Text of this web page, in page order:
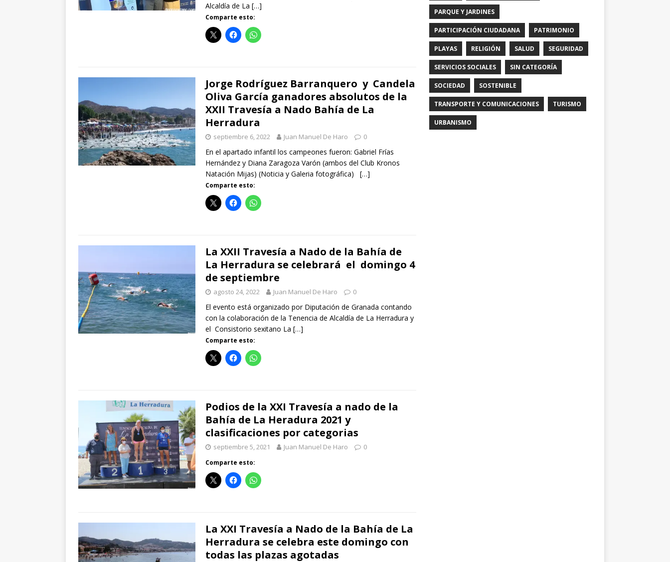
Alcaldía de La […]
Comparte esto:
Jorge Rodríguez Barranquero y Candela
Oliva García ganadores absolutos de la
XXII Travesía a Nado Bahía de La
Herradura
septiembre 6, 2022 Juan Manuel De Haro 0
En el apartado infantil los campeones fueron: Gabriel Frías
Hernández y Diana Zaragoza Varón (ambos del Club Kronos
Natación Mijas) (Noticia y Galeria fotográfica) […]
Comparte esto:
La XXII Travesía a Nado de la Bahía de
La Herradura se celebrará el domingo 4
de septiembre
agosto 24, 2022 Juan Manuel De Haro 0
El evento está organizado por Diputación de Granada contando
con la colaboración de la Tenencia de Alcaldía de La Herradura y
el Consistorio sexitano La […]
Comparte esto:
Podios de la XXI Travesía a nado de la
Bahía de La Heradura 2021 y
clasificaciones por categorias
septiembre 5, 2021 Juan Manuel De Haro 0
Comparte esto:
La XXI Travesía a Nado de la Bahía de La
Herradura se celebra este domingo con
todas las plazas agotadas
PARQUE Y JARDINES
PARTICIPACIÓN CIUDADANA PATRIMONIO
PLAYAS RELIGIÓN SALUD SEGURIDAD
SERVICIOS SOCIALES SIN CATEGORÍA
SOCIEDAD SOSTENIBLE
TRANSPORTE Y COMUNICACIONES TURISMO
URBANISMO